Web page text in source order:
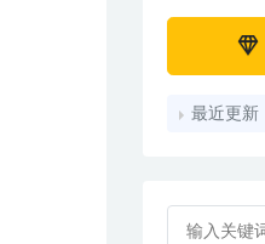
最近更新